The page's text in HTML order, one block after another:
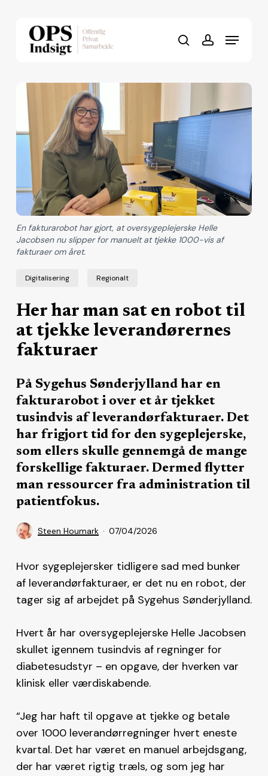
searchaccount
Menu
Digitalisering Regionalt
Her har man sat en robot til
at tjekke leverandørernes
fakturaer
På Sygehus Sønderjylland har en
fakturarobot i over et år tjekket
tusindvis af leverandørfakturaer. Det
har frigjort tid for den sygeplejerske,
som ellers skulle gennemgå de mange
forskellige fakturaer. Dermed flytter
man ressourcer fra administration til
patientfokus.
Steen Houmark 07/04/2026
En fakturarobot har gjort, at oversygeplejerske Helle
Jacobsen nu slipper for manuelt at tjekke 1000-vis af
fakturaer om året.
Hvor sygeplejersker tidligere sad med bunker
af leverandørfakturaer, er det nu en robot, der
tager sig af arbejdet på Sygehus Sønderjylland.
Hvert år har oversygeplejerske Helle Jacobsen
skullet igennem tusindvis af regninger for
diabetesudstyr – en opgave, der hverken var
klinisk eller værdiskabende.
“Jeg har haft til opgave at tjekke og betale
over 1000 leverandørregninger hvert eneste
kvartal. Det har været en manuel arbejdsgang,
der har været rigtig træls, og som jeg har
Close